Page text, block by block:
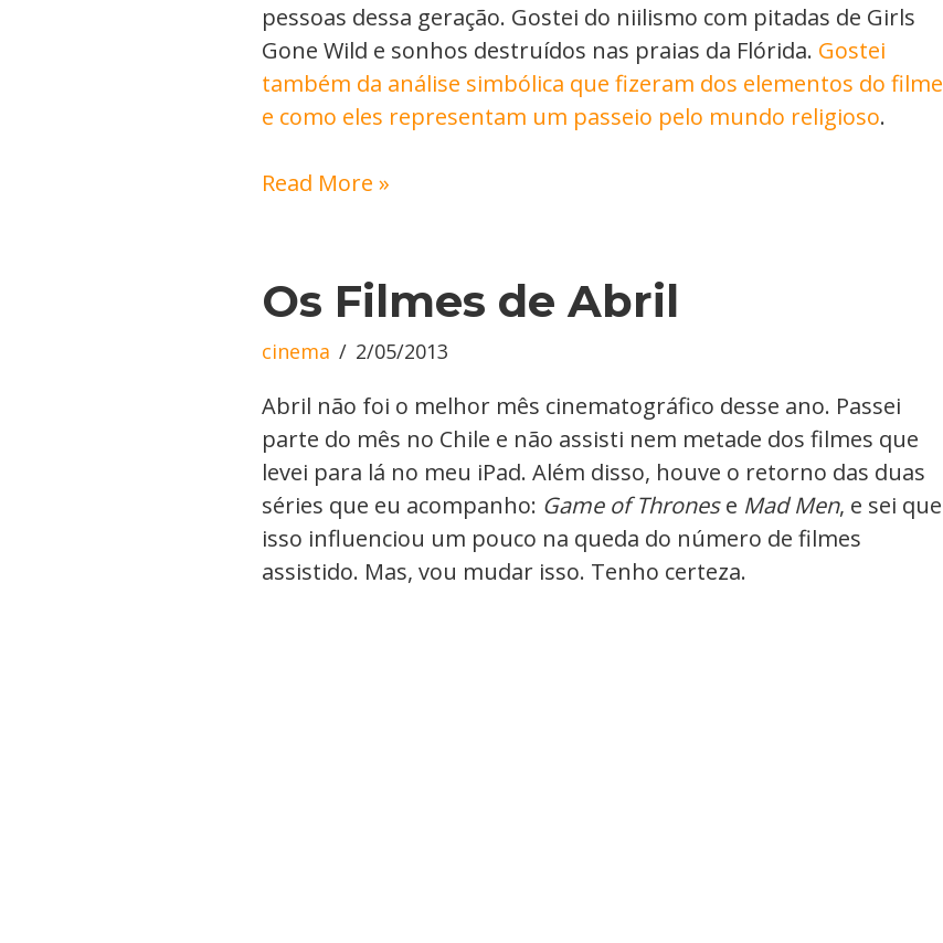
pessoas dessa geração. Gostei do niilismo com pitadas de Girls
Gone Wild e sonhos destruídos nas praias da Flórida. Gostei
também da análise simbólica que fizeram dos elementos do filme
e como eles representam um passeio pelo mundo religioso.
Read More »
Os Filmes de Abril
cinema 2/05/2013
Abril não foi o melhor mês cinematográfico desse ano. Passei
parte do mês no Chile e não assisti nem metade dos filmes que
levei para lá no meu iPad. Além disso, houve o retorno das duas
séries que eu acompanho: Game of Thronese Mad Men, e sei que
isso influenciou um pouco na queda do número de filmes
assistido. Mas, vou mudar isso. Tenho certeza.